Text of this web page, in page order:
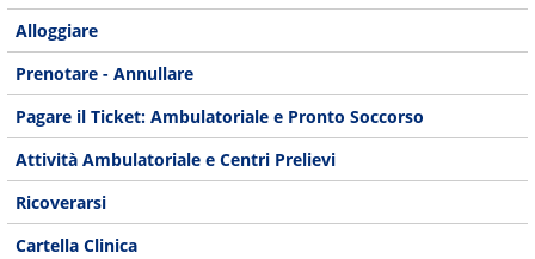
Alloggiare
Prenotare - Annullare
Pagare il Ticket: Ambulatoriale e Pronto Soccorso
Attività Ambulatoriale e Centri Prelievi
Ricoverarsi
Cartella Clinica